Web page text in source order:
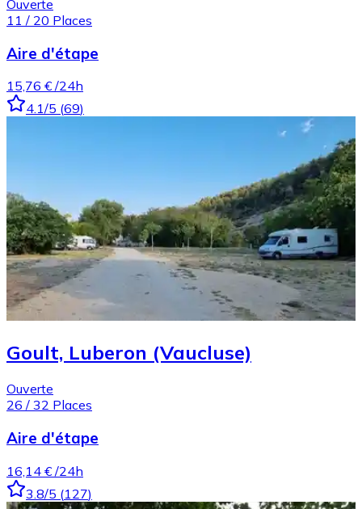
Ouverte
11 / 20 Places
Aire d'étape
15,76 € /24h
4.1/5 (69)
Goult, Luberon (Vaucluse)
Ouverte
26 / 32 Places
Aire d'étape
16,14 € /24h
3.8/5 (127)